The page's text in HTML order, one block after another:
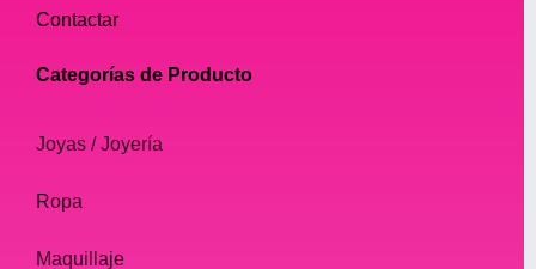
Contactar
Categorías de Producto
Joyas / Joyería
Ropa
Maquillaje